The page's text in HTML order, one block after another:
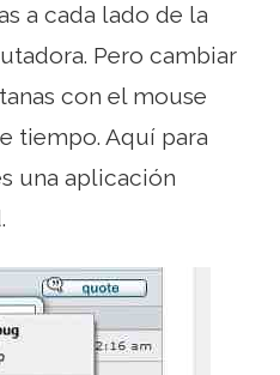
a cada lado de la
Pero cambiar
con el mouse
tiempo. Aquí para
una aplicación